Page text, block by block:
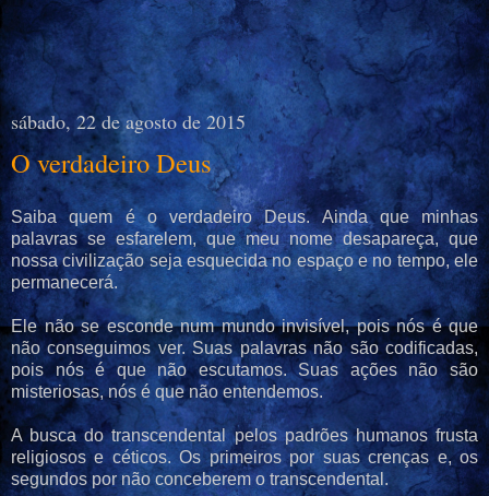
sábado, 22 de agosto de 2015
O verdadeiro Deus
Saiba quem é o verdadeiro Deus. Ainda que minhas
palavras se esfarelem, que meunome desapareça, que
nossa civilização seja esquecidano espaço e no tempo,ele
permanecerá.
Ele não se esconde num mundo invisível, poisnós é que
não conseguimos ver. Suas palavras não são codificadas,
pois nós é que não escutamos. Suas ações não são
misteriosas, nós é que não entendemos.
A busca do transcendentalpelos padrões humanosfrusta
religiosos e céticos. Os primeiros por suas crenças e,os
segundos por não conceberem o transcendental.